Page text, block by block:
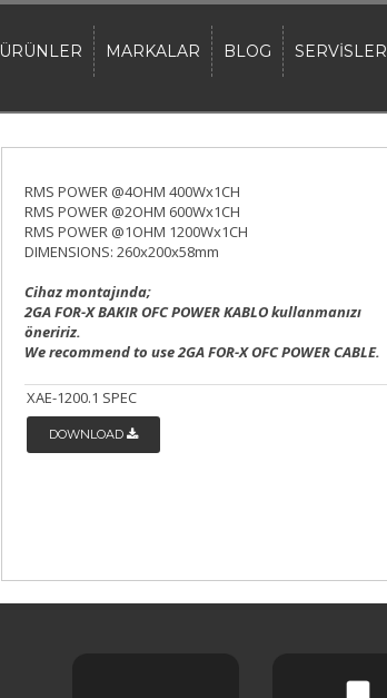
ÜRÜNLER MARKALAR BLOG SERVİSLER
RMS POWER @4OHM 400Wx1CH
RMS POWER @2OHM 600Wx1CH
RMS POWER @1OHM 1200Wx1CH
DIMENSIONS: 260x200x58mm
Cihaz montajında;
2GA FOR-X BAKIR OFC POWER KABLO kullanmanızı
öneririz.
We recommend to use 2GA FOR-X OFC POWER CABLE.
XAE-1200.1 SPEC
DOWNLOAD